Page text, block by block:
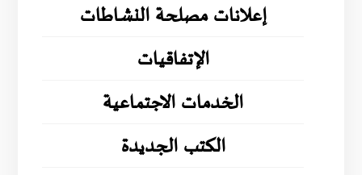
إعلانات مصلحة النشاطات
الإتفاقيات
الخدمات الاجتماعية
الكتب الجديدة